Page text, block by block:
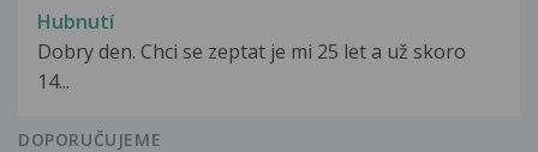
Hubnutí
Dobry den. Chci se zeptat je mi 25 let a už skoro
14...
DOPORUČUJEME